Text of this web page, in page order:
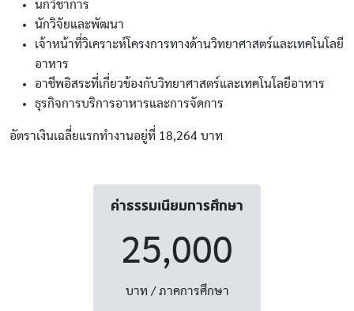
นักวิชาการ
นักวิจัยและพัฒนา
เจ้าหน้าที่วิเคราะห์โครงการทางด้านวิทยาศาสตร์และเทคโนโลยี
อาหาร
อาชีพอิสระที่เกี่ยวข้องกับวิทยาศาสตร์และเทคโนโลยีอาหาร
ธุรกิจการบริการอาหารและการจัดการ
อัตราเงินเฉลี่ยแรกทำงานอยู่ที่ 18,264 บาท
ค่าธรรมเนียมการศึกษา
25,000
บาท / ภาคการศึกษา